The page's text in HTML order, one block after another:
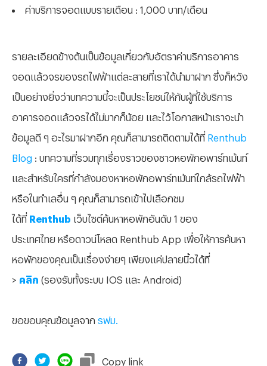
ค่าบริการจอดแบบรายเดือน : 1,000 บาท/เดือน
รายละเอียดข้างต้นเป็นข้อมูลเกี่ยวกับอัตราค่าบริการอาคาร
จอดแล้วจรของรถไฟฟ้าแต่ละสายที่เราได้นำมาฝาก ซึ่งก็หวัง
เป็นอย่างยิ่งว่าบทความนี้จะเป็นประโยชน์ให้กับผู้ที่ใช้บริการ
อาคารจอดแล้วจรได้ไม่มากก็น้อย และไว้โอกาสหน้าเราจะนำ
ข้อมูลดี ๆ อะไรมาฝากอีก คุณก็สามารถติดตามได้ที่ Renthub
Blog : บทความที่รวมทุกเรื่องราวของชาวหอพักอพาร์ทเม้นท์
แ ละสำหรับใครที่กำลังมองหาหอพักอพาร์ทเม้นท์ใกล้รถไฟฟ้า
หรือในทำเลอื่น ๆ คุณก็สามารถเข้าไปเลือกชม
ได้ที่ Renthub เว็บไซต์ค้นหาหอพักอันดับ 1 ของ
ประเทศไทย หรือดาวน์โหลด Renthub App เพื่อให้การค้นหา
หอพักของคุณเป็นเรื่องง่ายๆ เพียงแค่ปลายนิ้วได้ที่
> คลิก (รองรับทั้งระบบ IOS และ Android)
ขอขอบคุณข้อมูลจาก รฟม.
Copy link